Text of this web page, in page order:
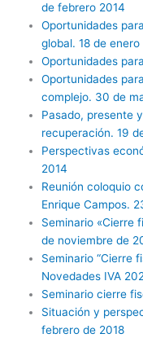
de febrero 2014
Oportunidades
global. 18 de enero
Oportunidades
Oportunidades
complejo. 30 de
Pasado, presente
recuperación. 19
Perspectivas
2014
Reunión coloquio
Enrique Campos.
Seminario «Cierre
de noviembre de
Seminario “Cierre
Novedades IVA
Seminario cierre
Situación y
febrero de 2018